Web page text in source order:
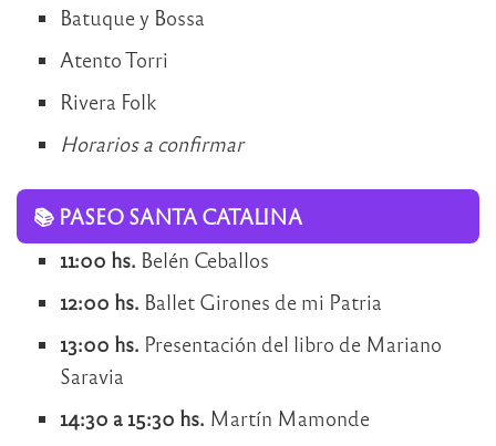
Batuque y Bossa
Atento Torri
Rivera Folk
Horarios a confirmar
📚 PASEO SANTA CATALINA
11:00 hs. Belén Ceballos
12:00 hs. Ballet Girones de mi Patria
13:00 hs. Presentación del libro de Mariano
Saravia
14:30 a 15:30 hs. Martín Mamonde